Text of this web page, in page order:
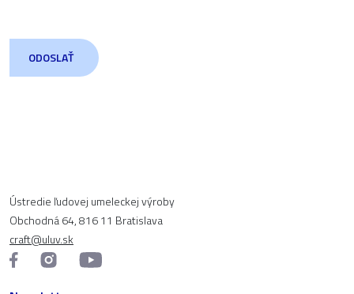
Ústredie ľudovej umeleckej výroby
Obchodná 64, 816 11 Bratislava
craft@uluv.sk